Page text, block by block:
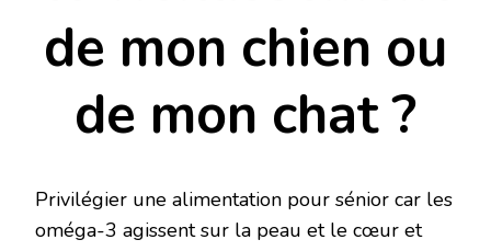
de mon chien ou
de mon chat ?
Privilégier une alimentation pour sénior car les
oméga-3 agissent sur la peau et le cœur et